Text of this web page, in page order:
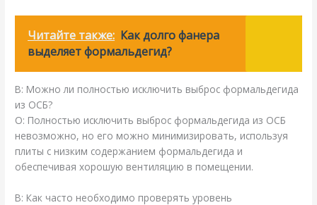
Читайте также: Как долго фанера
выделяет формальдегид?
В: Можно ли полностью исключить выброс формальдегида
из ОСБ?
О: Полностью исключить выброс формальдегида из ОСБ
невозможно, но его можно минимизировать, используя
плиты с низким содержанием формальдегида и
обеспечивая хорошую вентиляцию в помещении.
В: Как часто необходимо проверять уровень